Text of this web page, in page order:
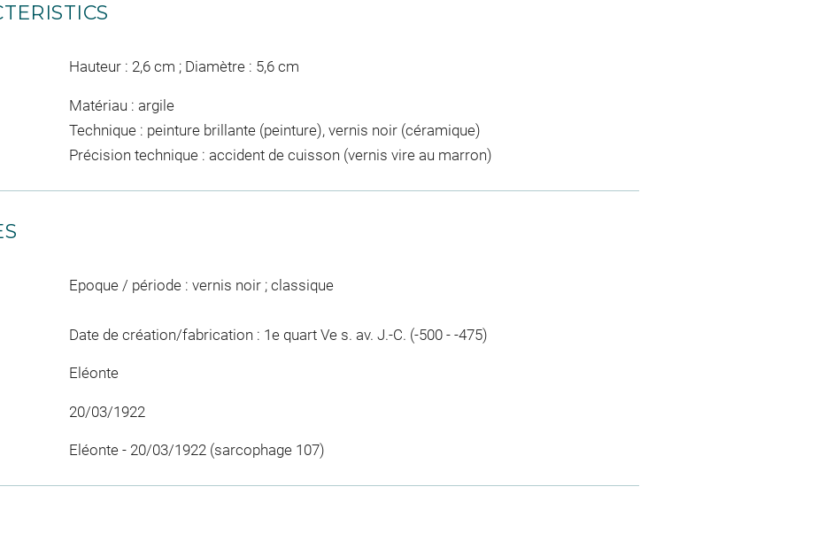
Hauteur : 2,6 cm ; Diamètre : 5,6 cm
Matériau : argile
Technique : peinture brillante (peinture), vernis noir (céramique)
Précision technique : accident de cuisson (vernis vire au marron)
Epoque / période : vernis noir ; classique
Date de création/fabrication : 1e quart Ve s. av. J.-C. (-500 - -475)
Eléonte
20/03/1922
Eléonte - 20/03/1922 (sarcophage 107)